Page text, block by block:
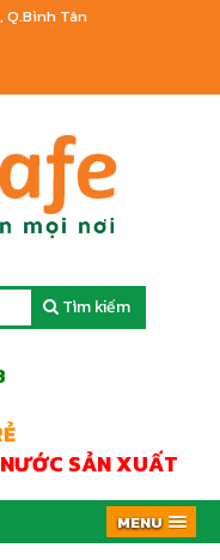
Q.Bình Tân
Tìm kiếm
SẢN XUẤT
MENU